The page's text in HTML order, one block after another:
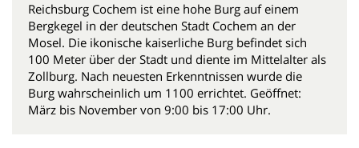
Reichsburg Cochem ist eine hohe Burg auf einem
Bergkegel in der deutschen Stadt Cochem an der
Mosel. Die ikonische kaiserliche Burg befindet sich
100 Meter über der Stadt und diente im Mittelalter als
Zollburg. Nach neuesten Erkenntnissen wurde die
Burg wahrscheinlich um 1100 errichtet. Geöffnet:
März bis November von 9:00 bis 17:00 Uhr.